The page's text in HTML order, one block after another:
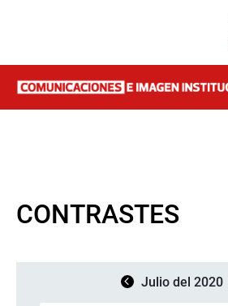
CONTRASTES
Julio del 2020